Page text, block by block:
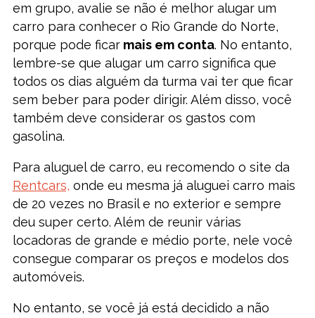
em grupo, avalie se não é melhor alugar um
carro para conhecer o Rio Grande do Norte,
porque pode ficarmais em conta. No entanto,
lembre-se que alugar um carro significa que
todos os dias alguém da turma vai ter que ficar
sem beber para poder dirigir. Além disso, você
também deve considerar os gastos com
gasolina.
Para aluguel de carro, eu recomendo o site da
Rentcars, onde eu mesma já aluguei carro mais
de 20 vezes no Brasil e no exterior e sempre
deu super certo. Além de reunir várias
locadoras de grande e médio porte, nele você
consegue comparar os preços e modelos dos
automóveis.
No entanto, se você já está decidido a não